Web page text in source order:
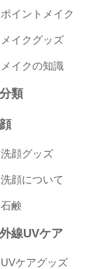
ポイントメイク
メイクグッズ
メイクの知識
類
洗顔グッズ
洗顔について
石鹸
線UVケア
UVケアグッズ